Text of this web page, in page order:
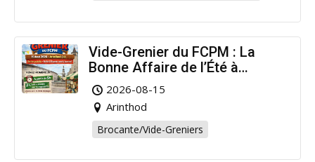
Vide-Grenier du FCPM : La
Bonne Affaire de l’Été à
Arinthod !
2026-08-15
Arinthod
Brocante/Vide-Greniers